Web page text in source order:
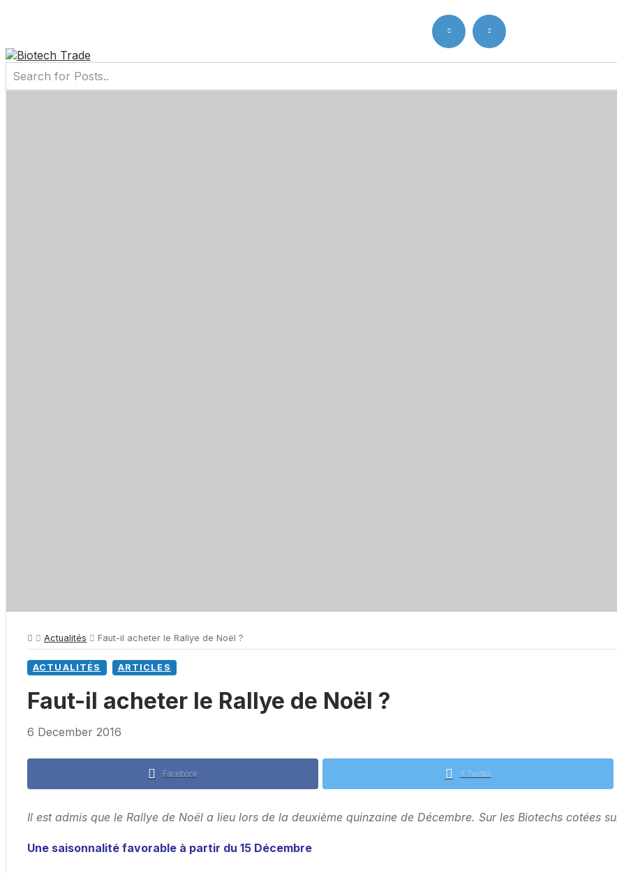
Actualités Faut-il acheter le Rallye de Noël ?
ACTUALITÉS ARTICLES
Faut-il acheter le Rallye de Noël ?
6 December 2016
Facebook X Twitter
Il est admis que le Rallye de Noël a lieu lors de la deuxième quinzaine de Décembre. Sur les Biotechs cotées
Une saisonnalité favorable à partir du 15 Décembre